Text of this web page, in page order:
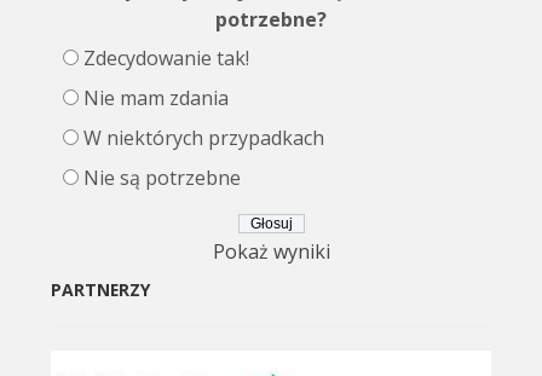
potrzebne?
Zdecydowanie tak!
Nie mam zdania
W niektórych przypadkach
Nie są potrzebne
Pokaż wyniki
PARTNERZY